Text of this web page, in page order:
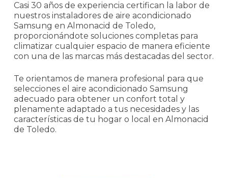
Casi 30 años de experiencia certifican la labor de
nuestros instaladores de aire acondicionado
Samsung en Almonacid de Toledo,
proporcionándote soluciones completas para
climatizar cualquier espacio de manera eficiente
con una de las marcas más destacadas del sector.
Te orientamos de manera profesional para que
selecciones el aire acondicionado Samsung
adecuado para obtener un confort total y
plenamente adaptado a tus necesidades y las
características de tu hogar o local en Almonacid
de Toledo.